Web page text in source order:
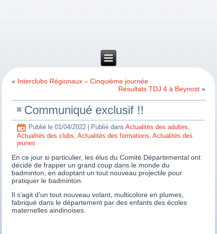
« Interclubs Régionaux – Cinquième journée
Résultats TDJ 4 à Beynost»
Communiqué exclusif !!
Publié le 01/04/2022 Publié dans Actualités des adultes,
Actualités des clubs,Actualités des formations,Actualités des
jeunes
En ce jour si particulier, les élus du Comité Départemental ont
décidé de frapper un grand coup dans le monde du
badminton, en adoptant un tout nouveau projectile pour
pratiquer le badminton.
Il s’agit d’un tout nouveau volant, multicolore en plumes,
fabriqué dans le département par des enfants des écoles
maternelles aindinoises.